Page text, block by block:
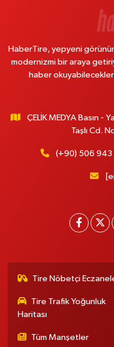
HaberTire, yepyeni
modernizmi bir araya
haber
ÇELİK MEDYA Basın -
Taşlı Cd.
(+90) 506 943
Tire Nöbetçi
Tire Trafik Yoğunluk
Haritası
Tüm Manşetler